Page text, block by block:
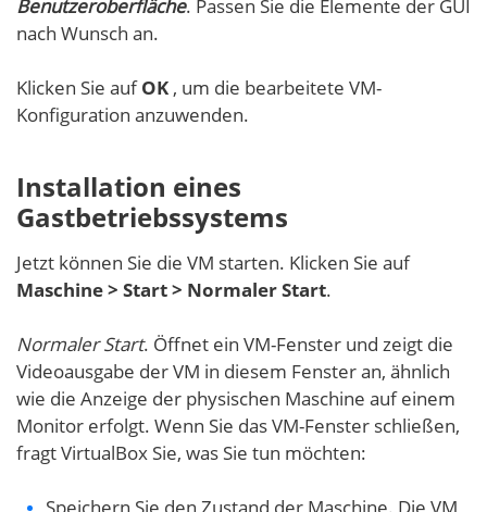
Benutzeroberfläche. Passen Sie die Elemente der GUI
nach Wunsch an.
Klicken Sie aufOK , um die bearbeitete VM-
Konfiguration anzuwenden.
Installation eines
Gastbetriebssystems
Jetzt können Sie die VM starten. Klicken Sie auf
Maschine > Start > Normaler Start.
Normaler Start. Öffnet ein VM-Fenster und zeigt die
Videoausgabe der VM in diesem Fenster an, ähnlich
wie die Anzeige der physischen Maschine auf einem
Monitor erfolgt. Wenn Sie das VM-Fenster schließen,
fragt VirtualBox Sie, was Sie tun möchten: